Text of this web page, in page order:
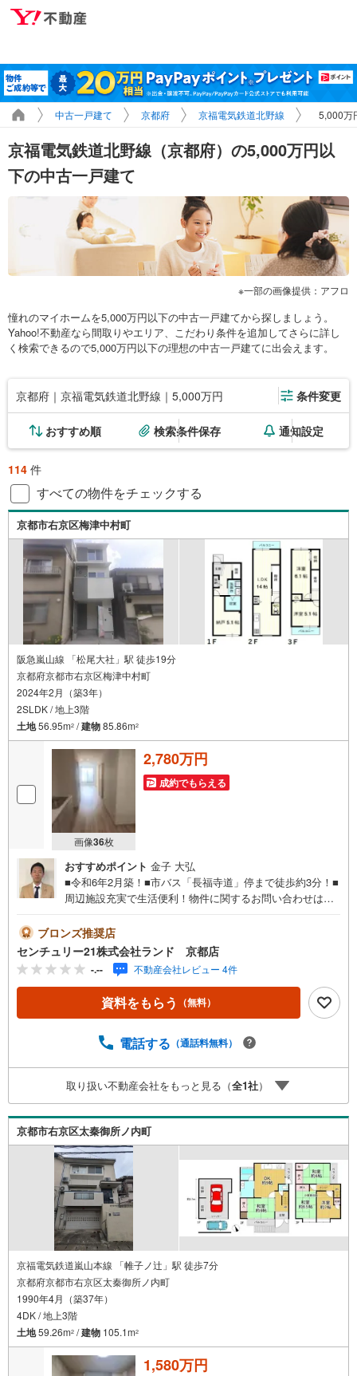
中古一戸建て 京都府 京福電気鉄道北野線 5,000万
京福電気鉄道北野線（京都府）の5,000万円以
下の中古一戸建て
一部の画像提供：アフロ
憧れのマイホームを5,000万円以下の中古一戸建てから探しましょう。
Yahoo!不動産なら間取りやエリア、こだわり条件を追加してさらに詳し
く検索できるので5,000万円以下の理想の中古一戸建てに出会えます。
京都府｜京福電気鉄道北野線｜5,000万円 条件変更
おすすめ順 検索条件保存 通知設定
114 件
すべての物件をチェックする
京都市右京区梅津中村町
阪急嵐山線 「松尾大社」駅 徒歩19分
京都府京都市右京区梅津中村町
2024年2月（築3年）
2SLDK / 地上3階
土地56.95m2 /建物85.86m2
画像36枚
2,780万円
成約でもらえる
おすすめポイント 金子 大弘
■令和6年2月築！■市バス「長福寺道」停まで徒歩約3分！■
周辺施設充実で生活便利！物件に関するお問い合わせは
ませ！＜センチュリー21ランドについて＞●センチュリー2
1ランド京都店は・・・ お客様のご希望をお客様の目線で
ご満足いただけるお住いを全力でお探し致します！●購入・
売却・ローンのご相談など、些細なことでもお気軽にご相
談下さいませ！●リフォームのご相談も承っております。○
京阪鴨東線 「出町柳」駅 徒歩約6分○京都市営地下鉄烏丸
日・水曜日定休日※祝日は営業）事前にご連絡いただけます
ます！
ブロンズ推奨店
センチュリー21株式会社ランド 京都店
-.-- 不動産会社レビュー 4件
資料をもらう （無料）
電話する （通話料無料）
取り扱い不動産会社をもっと見る（全1社）
京都市右京区太秦御所ノ内町
京福電気鉄道嵐山本線 「帷子ノ辻」駅 徒歩7分
京都府京都市右京区太秦御所ノ内町
1990年4月（築37年）
4DK / 地上3階
土地59.26m2 /建物 105.1m2
1,580万円